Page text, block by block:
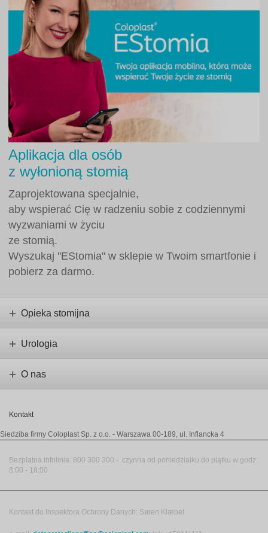
Aplikacja dla osób
z wyłonioną stomią
Zaprojektowana specjalnie,
aby wspierać Cię w radzeniu sobie z codziennymi
wyzwaniami w życiu
ze stomią.
Wyszukaj "EStomia" w sklepie w Twoim smartfonie i
pobierz za darmo.
Opieka stomijna
Urologia
O nas
Kontakt
Siedziba firmy Coloplast Sp. z o.o. - Warszawa 00-189, ul. Inflancka 4
Bezpłatna infolinia: 800 300 300 - czynna od poniedziałku do piątku w godz.
8:00 - 18:00
Kontakt do Inspektora Ochrony Danych: Søren Klæbel